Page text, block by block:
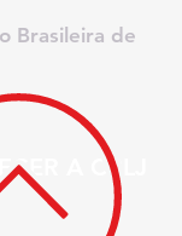
Brasileira de
A CBLJ